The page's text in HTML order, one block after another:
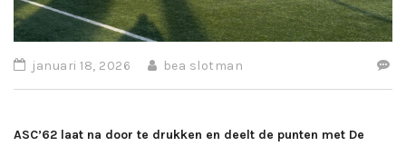
januari 18, 2026 bea slotman
ASC’62 laat na door te drukken en deelt de punten met De